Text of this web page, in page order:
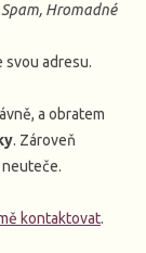
Hromadné
svou adresu.
a obratem
. Zároveň
kontaktovat.